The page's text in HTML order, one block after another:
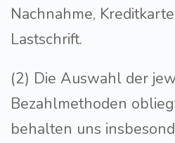
Nachnahme,
Lastschrift.
(2) Die Auswahl der
Bezahlmethoden
behalten uns